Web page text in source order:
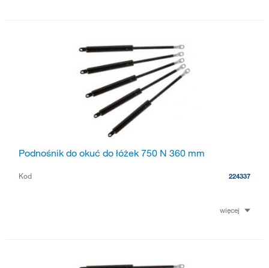
Podnośnik do okuć do łóżek 750 N 360 mm
Kod 224337
więcej